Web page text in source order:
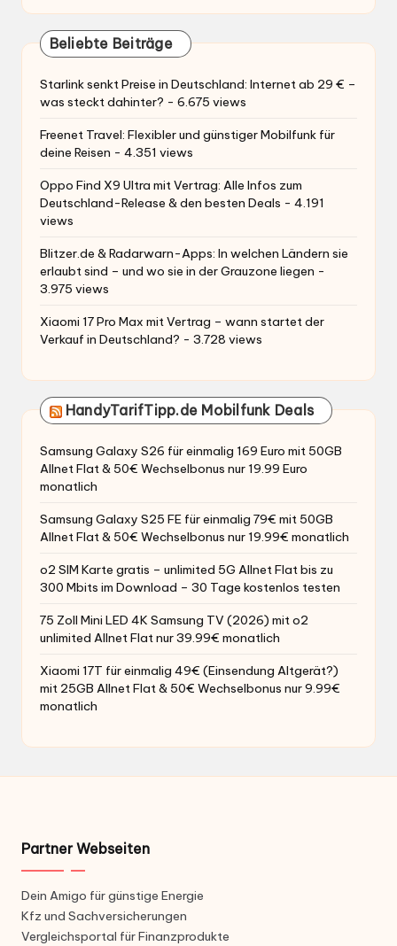
Oppo Find X9 Ultra mit Vertrag: Alle Infos zum
Deutschland-Release & den besten Deals
views
Blitzer.de & Radarwarn-Apps: In welchen Ländern sie
erlaubt sind – und wo sie in der Grauzone liegen -
3.975 views
Xiaomi 17 Pro Max mit Vertrag – wann startet der
Verkauf in Deutschland?
- 3.728 views
HandyTarifTipp.de Mobilfunk Deals
Allnet Flat & 50€ Wechselbonus nur 19.99 Euro
monatlich
Allnet Flat & 50€ Wechselbonus nur 19.99€ monatlich
o2 SIM Karte gratis – unlimited 5G Allnet Flat bis zu
300 Mbits im Download – 30 Tage kostenlos testen
75 Zoll Mini LED 4K Samsung TV (2026) mit o2
unlimited Allnet Flat nur 39.99€ monatlich
Xiaomi 17T für einmalig 49€ (Einsendung Altgerät?)
mit 25GB Allnet Flat & 50€ Wechselbonus nur 9.99€
monatlich
Partner Webseiten
Dein Amigo für günstige Energie
Kfz und Sachversicherungen
Interne Links
Unser Team